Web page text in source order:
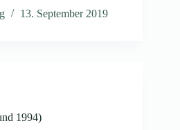
13. September 2019
1994)